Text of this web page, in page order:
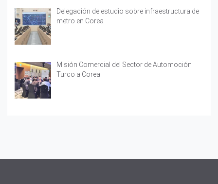
Delegación de estudio sobre infraestructura de
metro en Corea
Misión Comercial del Sector de Automoción
Turco a Corea